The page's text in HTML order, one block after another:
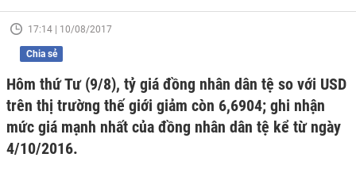
17:14 | 10/08/2017
Chia sẻ
Hôm thứ Tư (9/8), tỷ giá đồng nhân dân tệ so với USD
trên thị trường thế giới giảm còn 6,6904; ghi nhận
mức giá mạnh nhất của đồng nhân dân tệ kể từ ngày
4/10/2016.